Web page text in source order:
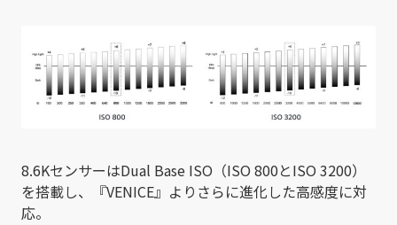
8.6KセンサーはDual Base ISO（ISO 800とISO 3200）
を搭載し、『VENICE』よりさらに進化した高感度に対
応。